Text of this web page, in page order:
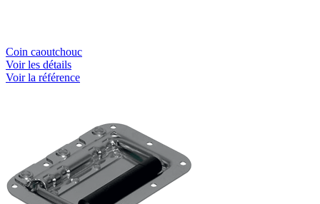
Coin caoutchouc
Voir les détails
Voir la référence